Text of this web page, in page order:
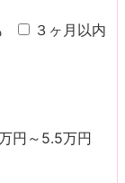
３ヶ月以内
円～5.5万円